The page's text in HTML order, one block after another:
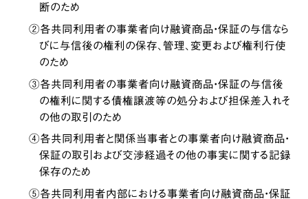
断のため
②各共同利用者の事業者向け融資商品・保証の与信なら
びに与信後の権利の保存、管理、変更および権利行使
のため
③各共同利用者の事業者向け融資商品・保証の与信後
の権利に関する債権譲渡等の処分および担保差入れそ
の他の取引のため
④各共同利用者と関係当事者との事業者向け融資商品・
保証の取引および交渉経過その他の事実に関する記録
保存のため
⑤各共同利用者内部における事業者向け融資商品・保証